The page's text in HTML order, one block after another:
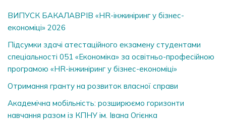
ВИПУСК БАКАЛАВРІВ «HR-інжиніринг у бізнес-
економіці» 2026
Підсумки здачі атестаційного екзамену студентами
спеціальності 051 «Економіка» за освітньо-професійною
програмою «HR-інжиніринг у бізнес-економіці»
Отримання гранту на розвиток власної справи
Академічна мобільність: розширюємо горизонти
навчання разом із КПНУ ім. Івана Огієнка